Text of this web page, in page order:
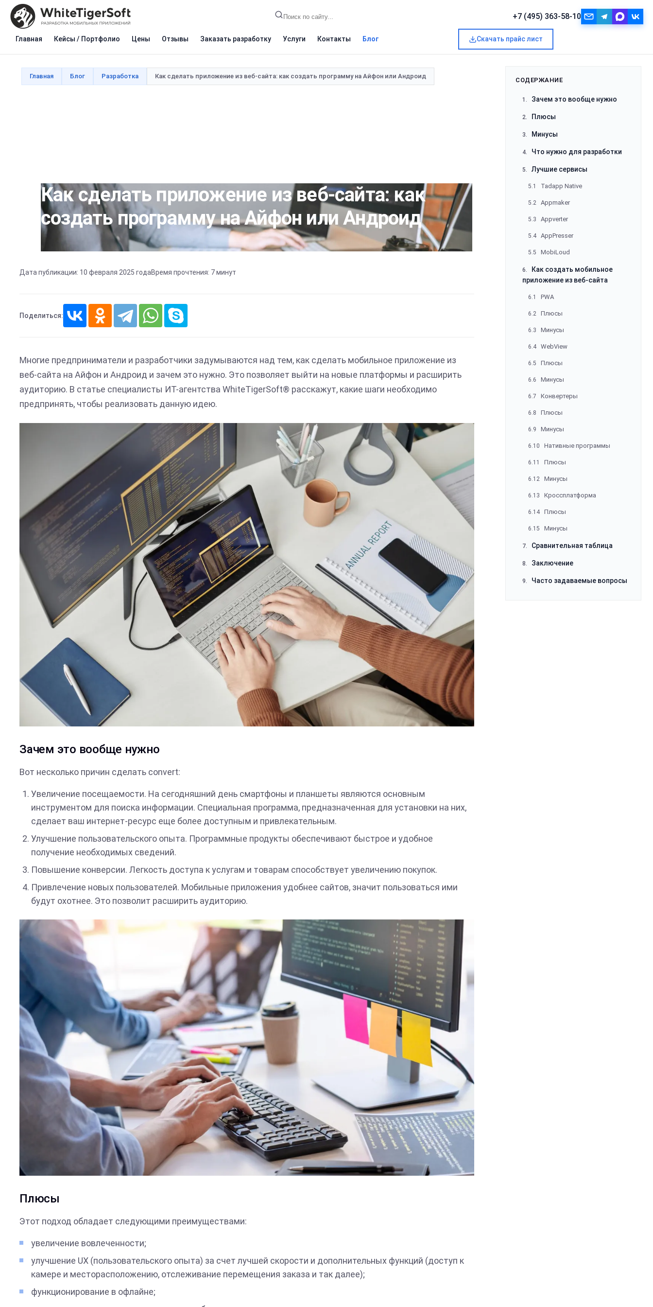
+7 (495) 363-58-10
Главная Кейсы / Портфолио Цены Отзывы Заказать разработку Услуги Контакты Блог Скачать прайс лист
Главная Блог Разработка Как сделать приложение из веб-сайта: как создать программу на Айфон или Андроид
Как сделать приложение из веб-сайта: как
создать программу на Айфон или Андроид
Дата публикации: 10 февраля 2025 годаВремя прочтения: 7 минут
Поделиться:
Многие предприниматели и разработчики задумываются над тем, как сделать мобильное приложение из
веб-сайта на Айфон и Андроид и зачем это нужно. Это позволяет выйти на новые платформы и расширить
аудиторию. В статье специалисты ИТ-агентства WhiteTigerSoft® расскажут, какие шаги необходимо
предпринять, чтобы реализовать данную идею.
Зачем это вообще нужно
Вот несколько причин сделать convert:
Увеличение посещаемости. На сегодняшний день смартфоны и планшеты являются основным
инструментом для поиска информации. Специальная программа, предназначенная для установки на них,
сделает ваш интернет-ресурс еще более доступным и привлекательным.
Улучшение пользовательского опыта. Программные продукты обеспечивают быстрое и удобное
получение необходимых сведений.
Повышение конверсии. Легкость доступа к услугам и товарам способствует увеличению покупок.
Привлечение новых пользователей. Мобильные приложения удобнее сайтов, значит пользоваться ими
будут охотнее. Это позволит расширить аудиторию.
Плюсы
Этот подход обладает следующими преимуществами:
увеличение вовлеченности;
улучшение UX (пользовательского опыта) за счет лучшей скорости и дополнительных функций (доступ к
камере и месторасположению, отслеживание перемещения заказа и так далее);
функционирование в офлайне;
СОДЕРЖАНИЕ
1. Зачем это вообще нужно
2. Плюсы
3. Минусы
4. Что нужно для разработки
5. Лучшие сервисы
5.1 Tadapp Native
5.2 Appmaker
5.3 Appverter
5.4 AppPresser
5.5 MobiLoud
6.
приложение из веб-сайта
6.1 PWA
6.2 Плюсы
6.3 Минусы
6.4 WebView
6.5 Плюсы
6.6 Минусы
6.7 Конвертеры
6.8 Плюсы
6.9 Минусы
6.10 Нативные программы
6.11 Плюсы
6.12 Минусы
6.13 Кроссплатформа
6.14 Плюсы
6.15 Минусы
7. Сравнительная таблица
8. Заключение
9. Часто задаваемые вопросы